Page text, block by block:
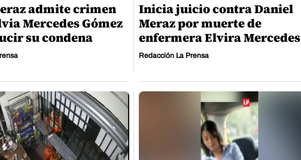
admite crimen
Mercedes Gómez
su condena
Inicia juicio contra Daniel
Meraz por muerte de
enfermera Elvira Mercedes
Redacción La Prensa